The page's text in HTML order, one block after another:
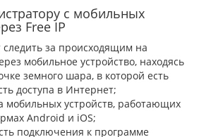
с мобильных
Free IP
следить за происходящим на
мобильное устройство, находясь
земного шара, в которой есть
доступа в Интернет;
мобильных устройств, работающих
Android и iOS;
подключения к программе